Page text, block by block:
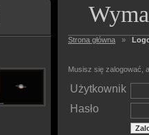
Strona główna »
Musisz się zalogować,
Użytkownik
Hasło